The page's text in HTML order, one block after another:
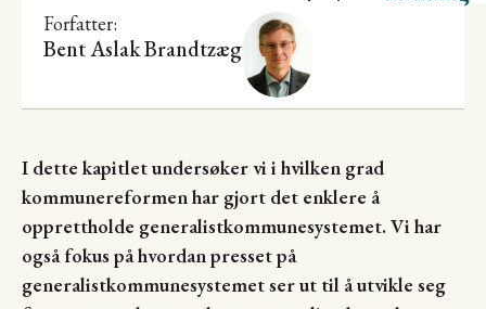
antologi
Forfatter:
Bent Aslak Brandtzæg
I dette kapitlet undersøker vi i hvilken grad
kommunereformen har gjort det enklere å
opprettholde generalistkommunesystemet. Vi har
også fokus på hvordan presset på
generalistkommunesystemet ser ut til å utvikle seg